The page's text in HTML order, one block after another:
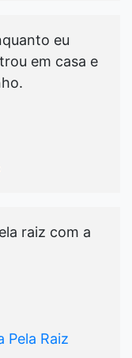
eu
em casa e
raiz com a
Pela Raiz